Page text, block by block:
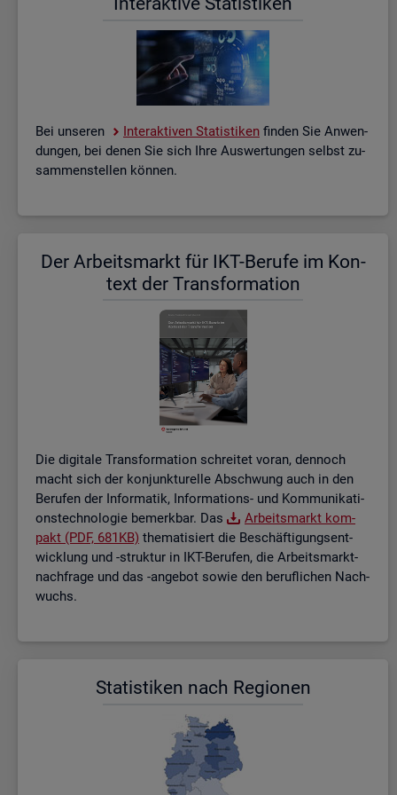
Bei un­se­ren In­ter­ak­ti­ven Sta­tis­ti­ken fin­den Sie An­wen­
dun­gen, bei denen Sie sich Ihre Aus­wer­tun­gen selbst zu­
sam­men­stel­len kön­nen.
Der Ar­beits­markt für IKT-Be­ru­fe im Kon­
text der Trans­for­ma­ti­on
Die di­gi­ta­le Trans­for­ma­ti­on schrei­tet voran, den­noch
macht sich der kon­junk­tu­rel­le Ab­schwung auch in den
Be­ru­fen der In­for­ma­tik, In­for­ma­ti­ons- und Kom­mu­ni­ka­ti­
ons­tech­no­lo­gie be­merk­bar. Das
Ar­beits­markt kom­
pakt (PDF, 681KB) the­ma­ti­siert die Be­schäf­ti­gungs­ent­
wick­lung und -struk­tur in IKT-Be­ru­fen, die Ar­beits­markt­
nach­fra­ge und das -an­ge­bot sowie den be­ruf­li­chen Nach­
wuchs.
Sta­tis­ti­ken nach Re­gio­nen